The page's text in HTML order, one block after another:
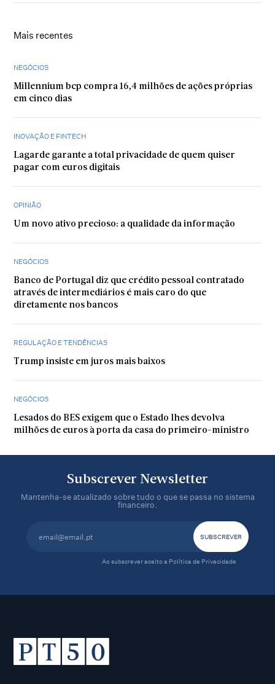
Mais recentes
NEGÓCIOS
Millennium bcp compra 16,4 milhões de ações próprias
em cinco dias
INOVAÇÃO E FINTECH
Lagarde garante a total privacidade de quem quiser
pagar com euros digitais
OPINIÃO
Um novo ativo precioso: a qualidade da informação
NEGÓCIOS
Banco de Portugal diz que crédito pessoal contratado
através de intermediários é mais caro do que
diretamente nos bancos
REGULAÇÃO E TENDÊNCIAS
Trump insiste em juros mais baixos
NEGÓCIOS
Lesados do BES exigem que o Estado lhes devolva
milhões de euros à porta da casa do primeiro-ministro
Subscrever Newsletter
Mantenha-se atualizado sobre tudo o que se passa no sistema
financeiro.
Ao subscrever aceito a Política de Privacidade